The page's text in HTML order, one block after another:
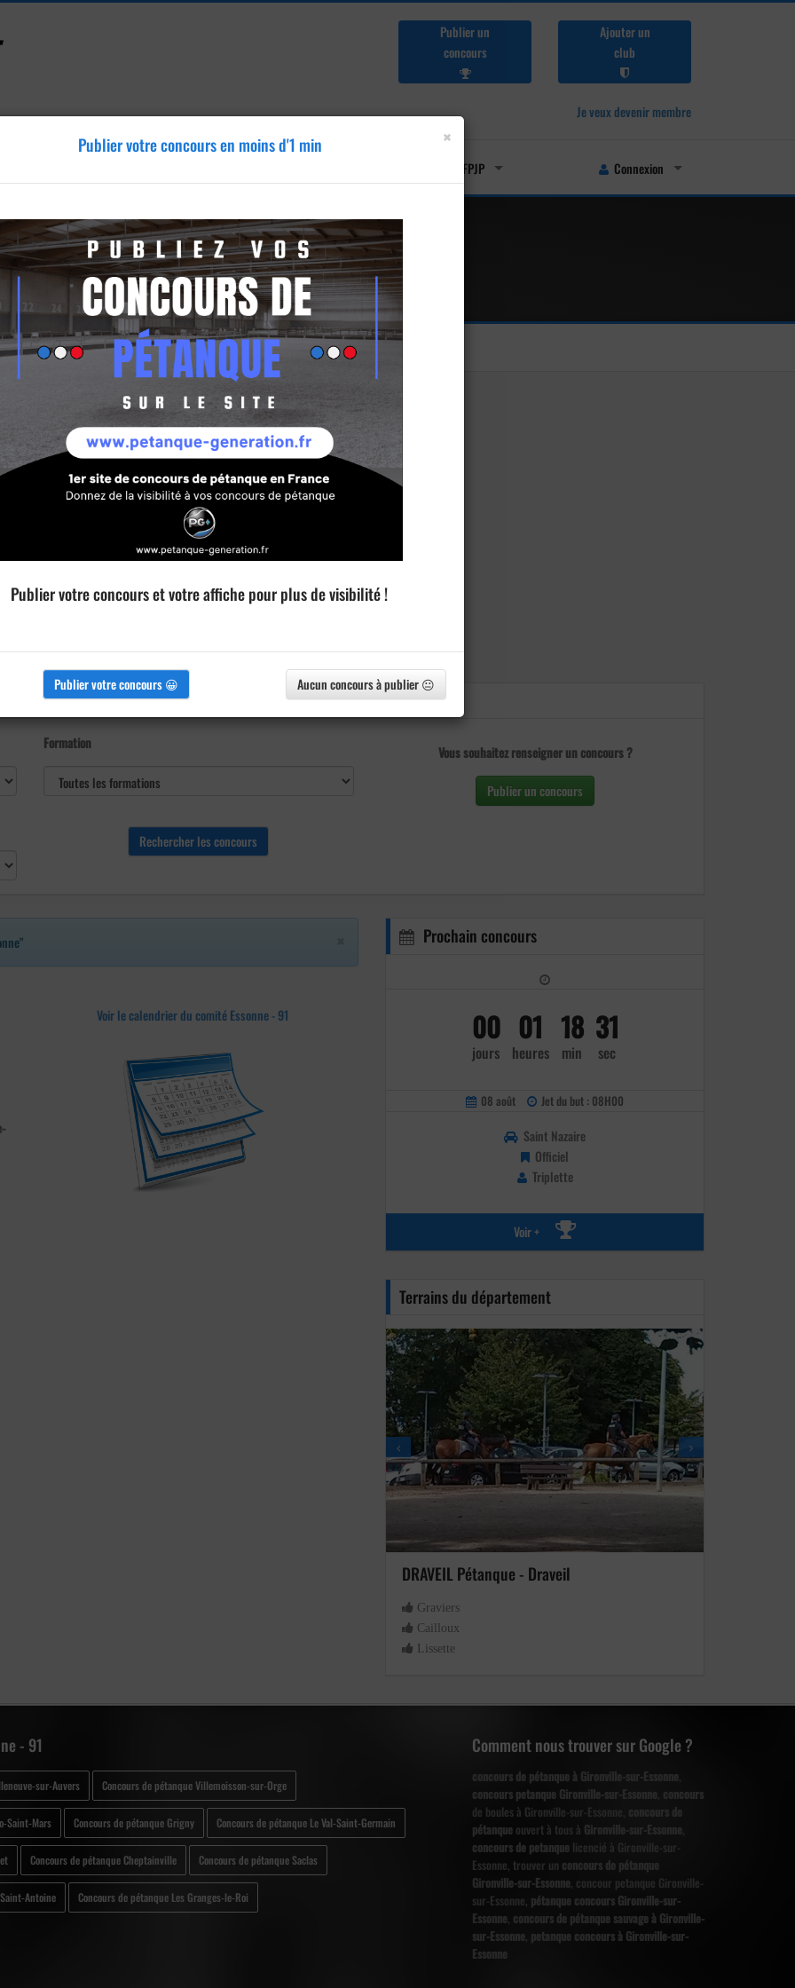
Publier un
concours
Ajouter un
club
Je veux devenir membre
Licenciés FFPJP Connexion
sur-Essonne
Essonne
Formation
Vous souhaitez renseigner un concours ?
Publier un concours
Voir le calendrier du comité Essonne - 91
Prochain concours
00
jours
01
heures
18
min
30
sec
08 août Jet du but : 08H00
Saint Nazaire
Officiel
Triplette
Voir +
Terrains du département
DRAVEIL Pétanque - Draveil
Graviers
Cailloux
Lissette
×
Publier votre concours en moins d'1 min
Publier votre concours et votre affiche pour plus de visibilité !
Publier votre concours 😀 Aucun concours à publier 😐
- 91
sur-Auvers Concours de pétanque Villemoisson-sur-Orge
Saint-Mars Concours de pétanque Grigny Concours de pétanque Le Val-Saint-Germain
Concours de pétanque Cheptainville Concours de pétanque Saclas
Antoine Concours de pétanque Les Granges-le-Roi
Comment nous trouver sur Google ?
concours de pétanque à Gironville-sur-Essonne,
concours petanque Gironville-sur-Essonne, concours
de boules à Gironville-sur-Essonne,
concours de
pétanqueouvert à tous à Gironville-sur-Essonne,
concours de petanque licencié à Gironville-sur-
Essonne, trouver un concours de pétanque
Gironville-sur-Essonne, concour petanque Gironville-
sur-Essonne, pétanque concours Gironville-sur-
Essonne, concours de pétanque sauvage à Gironville-
sur-Essonne, petanque concours à Gironville-sur-
Essonne